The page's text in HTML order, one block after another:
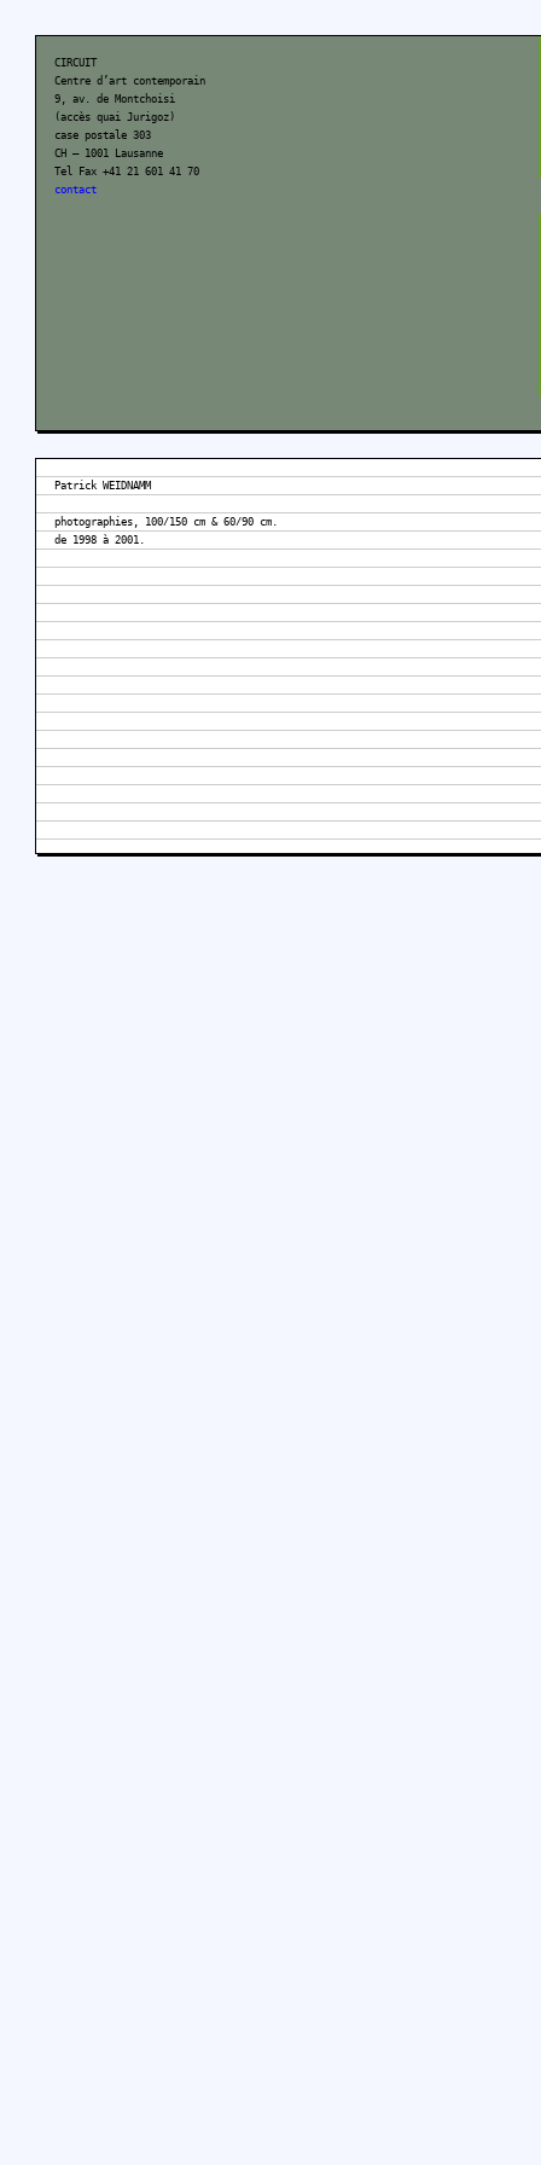
CIRCUIT
Centre d’art contemporain
9, av. de Montchoisi
(accès quai Jurigoz)
case postale 303
CH – 1001 Lausanne
Tel Fax +41 21 601 41 70
contact
Patrick WEIDNAMM
photographies, 100/150 cm & 60/90 cm.
de 1998 à 2001.